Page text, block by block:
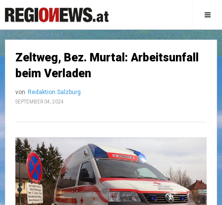
Zeltweg, Bez. Murtal: Arbeitsunfall
beim Verladen
von Redaktion Salzburg
SEPTEMBER 04, 2024